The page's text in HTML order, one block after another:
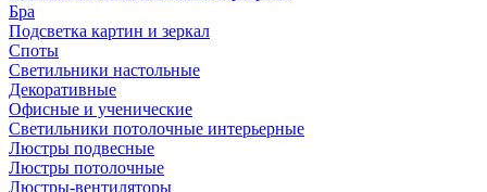
Бра
Подсветка картин и зеркал
Споты
Светильники настольные
Декоративные
Офисные и ученические
Светильники потолочные интерьерные
Люстры подвесные
Люстры потолочные
Люстры-вентиляторы